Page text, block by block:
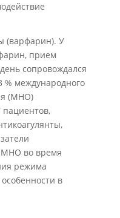
(варфарин). У
прием
сопровождался
международного
(МНО)
во время
режима
в